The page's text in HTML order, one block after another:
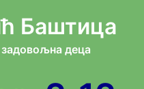
Баштица
деца